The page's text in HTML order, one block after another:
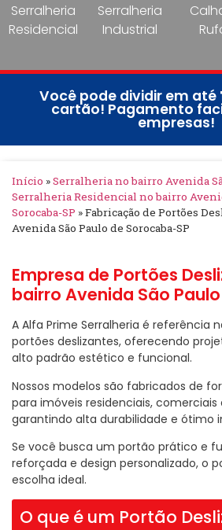
Serralheria
Residencial
Serralheria
Industrial
Você pode dividir em até
cartão! Pagamento
empresas!
Início »Serralheria no bairro Avenida
Serralheria Residencial no bairro
Sorocaba-SP »Fabricação de Portões
Avenida São Paulo de Sorocaba-SP
Empresa de Portões
bairro Avenida São Paulo
A Alfa Prime Serralheria é referência
portões deslizantes, oferecendo
alto padrão estético e funcional.
Nossos modelos são fabricados de
para imóveis residenciais, comerciais
garantindo alta durabilidade e ótimo
Se você busca um portão prático e
reforçada e design personalizado, o
escolha ideal.
O que é um Portão